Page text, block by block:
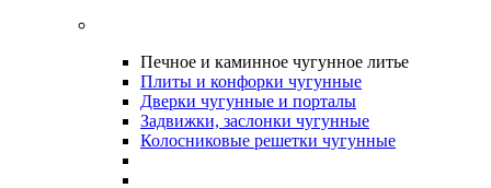
Печное и каминное чугунное литье
Плиты и конфорки чугунные
Дверки чугунные и порталы
Задвижки, заслонки чугунные
Колосниковые решетки чугунные